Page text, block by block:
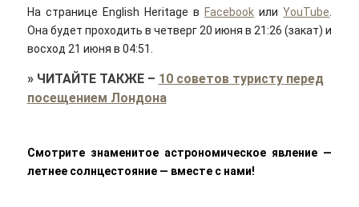
На странице English Heritage в Facebook илиYouTube
Она будет проходить в четверг 20 июня в 21:26 (закат) и
восход 21 июня в 04:51.
» ЧИТАЙТЕ ТАКЖЕ– 10 советов туристу перед
посещением Лондона
Смотрите знаменитое астрономическое явление —
летнее солнцестояние — вместе с нами!